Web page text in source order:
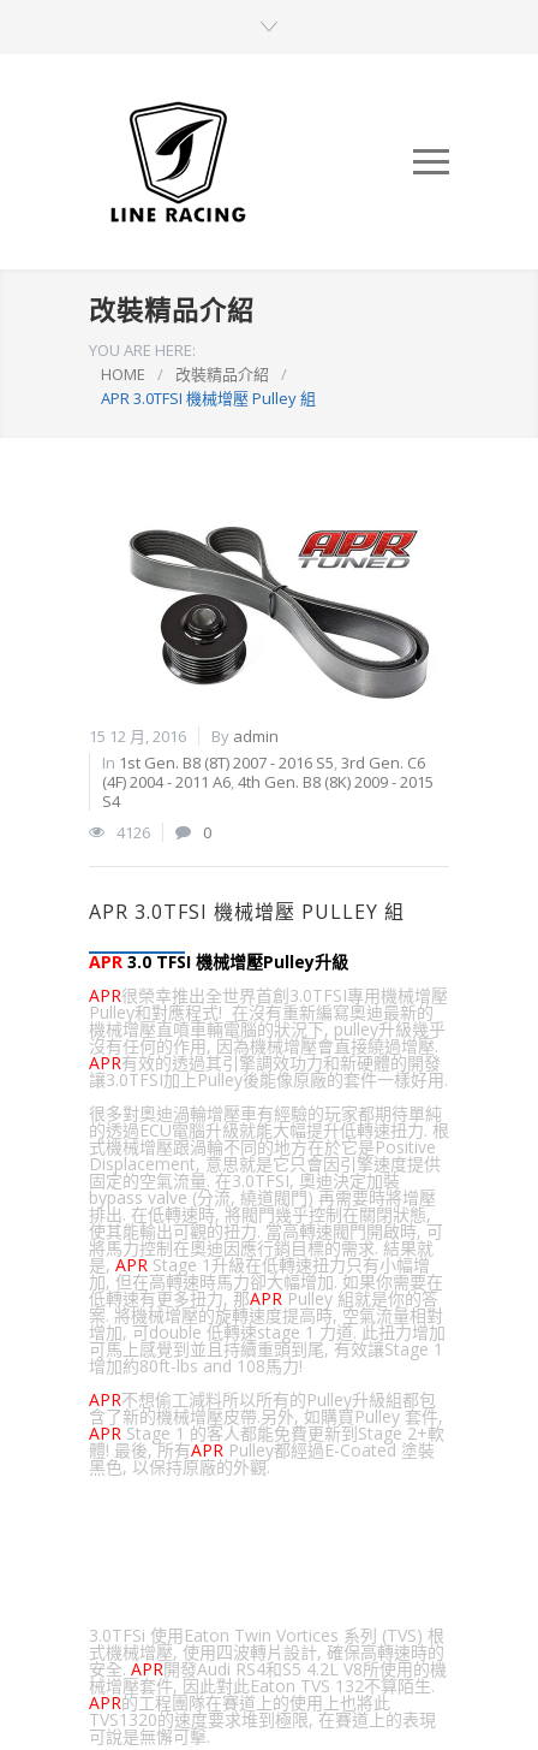
改裝精品介紹
YOU ARE HERE:
HOME
/ 改裝精品介紹
/
APR 3.0TFSI 機械增壓 Pulley 組
15 12 月, 2016 By admin
In 1st Gen. B8 (8T) 2007 - 2016 S5,3rd Gen. C6
(4F) 2004 - 2011 A6,4th Gen. B8 (8K) 2009 - 2015
S4
4126
0
APR 3.0TFSI 機械增壓 PULLEY 組
APR 3.0 TFSI 機械增壓Pulley升級
APR很榮幸推出全世界首創3.0TFSI專用機械增壓
Pulley和對應程式! 在沒有重新編寫奧迪最新的
機械增壓直噴車輛電腦的狀況下, pulley升級幾乎
沒有任何的作用, 因為機械增壓會直接繞過增壓.
APR有效的透過其引擎調效功力和新硬體的開發
讓3.0TFSI加上Pulley後能像原廠的套件一樣好用.
很多對奧迪渦輪增壓車有經驗的玩家都期待單純
的透過ECU電腦升級就能大幅提升低轉速扭力. 根
式機械增壓跟渦輪不同的地方在於它是Positive
Displacement, 意思就是它只會因引擎速度提供
固定的空氣流量. 在3.0TFSI, 奧迪決定加裝
bypass valve (分流, 繞道閥門) 再需要時將增壓
排出. 在低轉速時, 將閥門幾乎控制在關閉狀態,
使其能輸出可觀的扭力. 當高轉速閥門開啟時, 可
將馬力控制在奧迪因應行銷目標的需求. 結果就
是, APR Stage 1升級在低轉速扭力只有小幅增
加, 但在高轉速時馬力卻大幅增加. 如果你需要在
低轉速有更多扭力, 那APR Pulley 組就是你的答
案. 將機械增壓的旋轉速度提高時, 空氣流量相對
增加, 可double 低轉速stage 1 力道. 此扭力增加
可馬上感覺到並且持續重頭到尾, 有效讓Stage 1
增加約80ft-lbs and 108馬力!
APR不想偷工減料所以所有的Pulley升級組都包
含了新的機械增壓皮帶.另外, 如購買Pulley 套件,
APR Stage 1 的客人都能免費更新到Stage 2+軟
體! 最後, 所有APR Pulley都經過E-Coated 塗裝
黑色, 以保持原廠的外觀.
3.0TFSi 使用Eaton Twin Vortices 系列 (TVS) 根
式機械增壓, 使用四波轉片設計, 確保高轉速時的
安全. APR開發Audi RS4和S5 4.2L V8所使用的機
械增壓套件, 因此對此Eaton TVS 132不算陌生.
APR的工程團隊在賽道上的使用上也將此
TVS1320的速度要求堆到極限, 在賽道上的表現
可說是無懈可擊.